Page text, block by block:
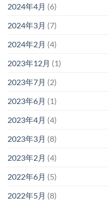
2024年4月 (6)
2024年3月 (7)
2024年2月 (4)
2023年12月 (1)
2023年7月 (2)
2023年6月 (1)
2023年4月 (4)
2023年3月 (8)
2023年2月 (4)
2022年6月 (5)
2022年5月 (8)